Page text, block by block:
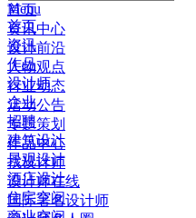
首页
资讯中心
设计前沿
人物观点
行业动态
活动公告
专题策划
作品中心
找设计师
设计师在线
国际著名设计师
Menu
首页
资讯
作品
设计师
企业
招聘
建筑设计
景观设计
酒店设计
住宅空间